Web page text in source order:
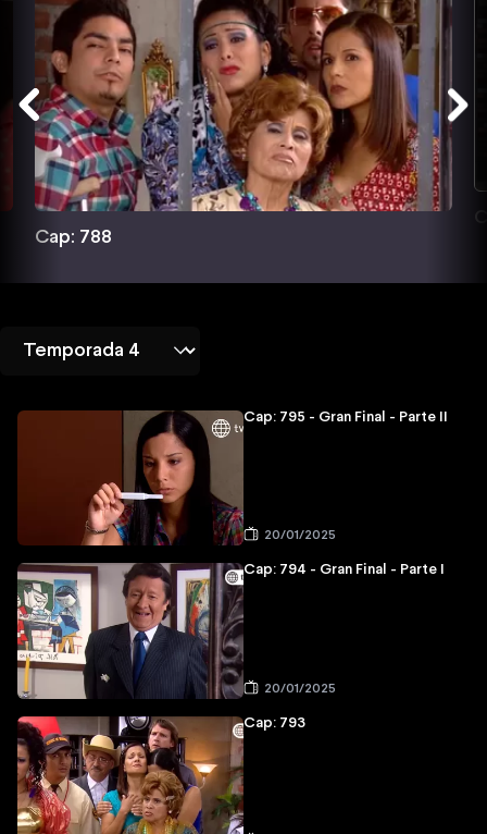
Cap: 788
Cap: 795 - Gran Final - Parte II
20/01/2025
Cap: 794 - Gran Final - Parte I
20/01/2025
Cap: 793